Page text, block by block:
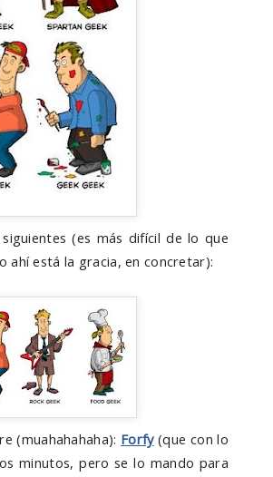
(es más difícil de lo que
ahí está la gracia, en concretar):
(muahahahaha): Forfy(que con lo
minutos, pero se lo mando para